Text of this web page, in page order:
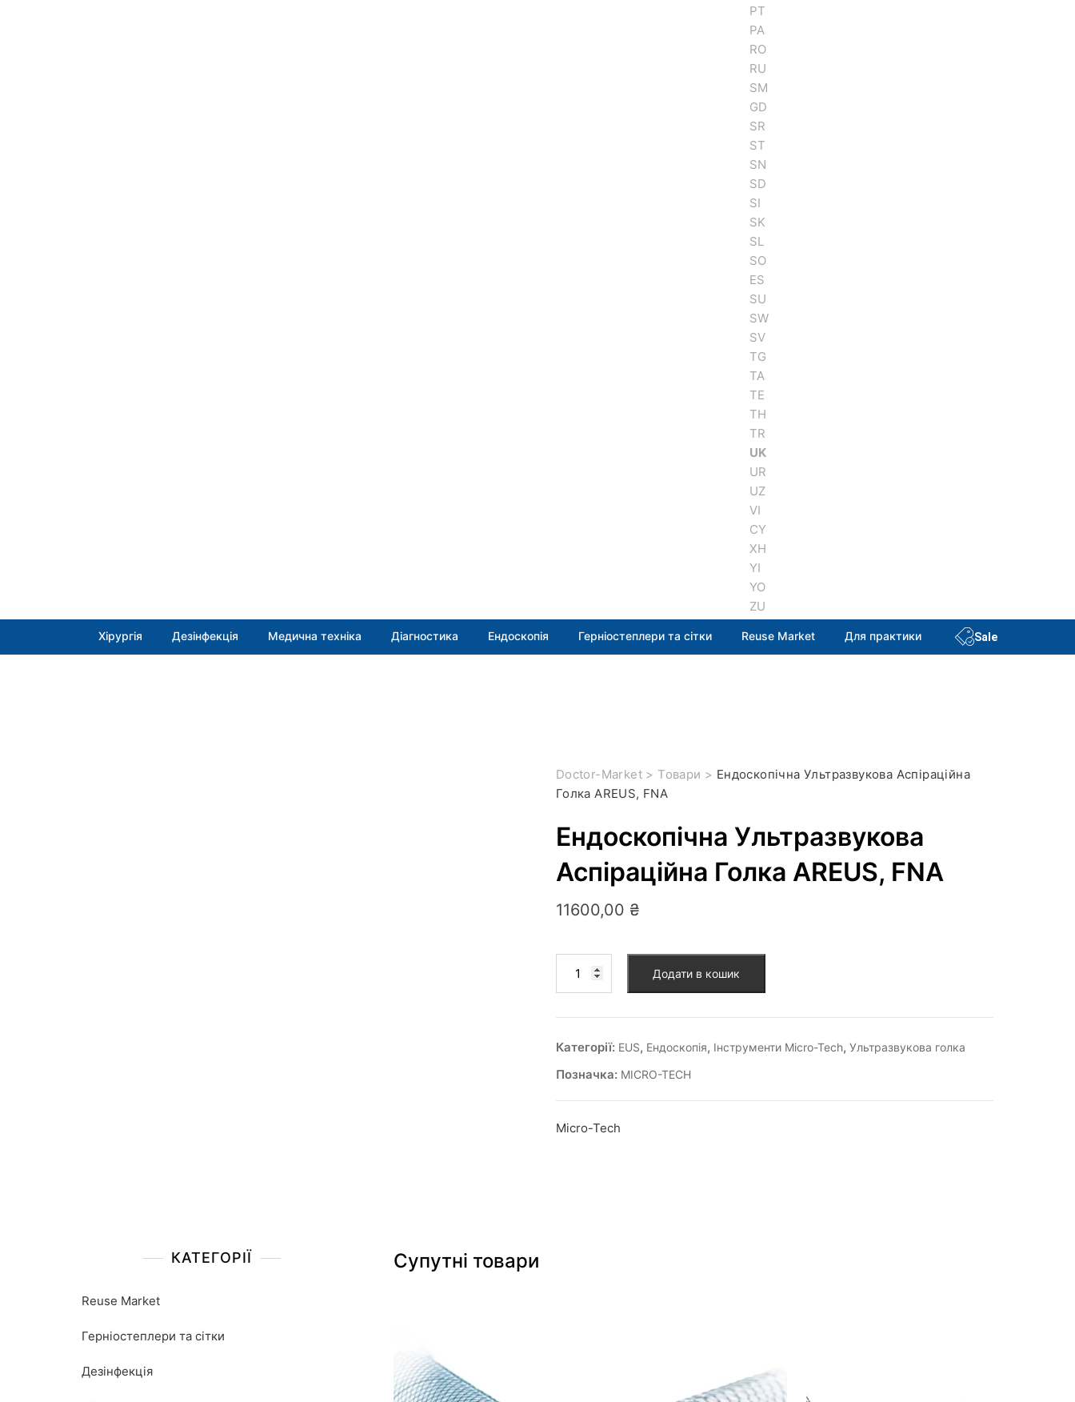
PT
PA
RO
RU
SM
GD
SR
ST
SN
SD
SI
SK
SL
SO
ES
SU
SW
SV
TG
TA
TE
TH
TR
UK
UR
UZ
VI
CY
XH
YI
YO
ZU
Хірургія Дезінфекція Медична техніка Діагностика Ендоскопія Герніостеплери та сітки Reuse Market Для практики Sale
Doctor-Market> Товари > Ендоскопічна Ультразвукова Аспіраційна
Голка AREUS, FNA
Ендоскопічна Ультразвукова
Аспіраційна Голка AREUS, FNA
11600,00 ₴
Додати в кошик
Категорії: EUS, Ендоскопія, Інструменти Micro-Tech, Ультразвукова голка
Позначка: MICRO-TECH
Micro-Tech
КАТЕГОРІЇ
Reuse Market
Герніостеплери та сітки
Дезінфекція
Супутні товари